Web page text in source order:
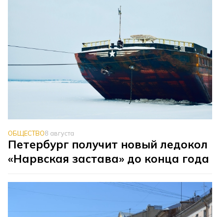
ОБЩЕСТВО8 августа
Петербург получит новый ледокол
«Нарвская застава» до конца года